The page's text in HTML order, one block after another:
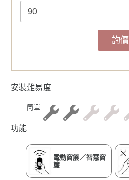
詢價
安裝難易度
簡單
功能
電動窗簾／智慧窗
簾